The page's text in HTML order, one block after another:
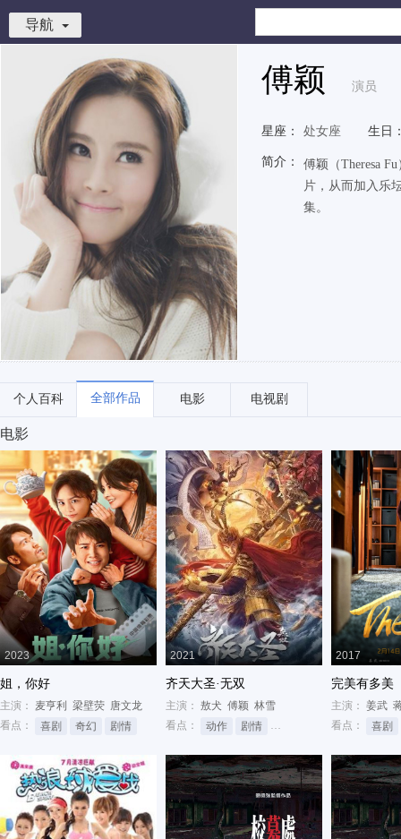
导航
傅颖 演员
星座： 处女座 生日
简介：
傅颖（Theresa
片，从而加入乐
集。
个人百科 全部作品 电影 电视剧
电影
2023
姐，你好
主演： 麦亨利 梁壁荧 唐文龙
看点：
喜剧 奇幻 剧情
2021
齐天大圣·无双
主演： 敖犬 傅颖 林雪
看点：
动作 剧情 网络大电影
2017
完美有多美
主演： 姜武
看点：
喜剧